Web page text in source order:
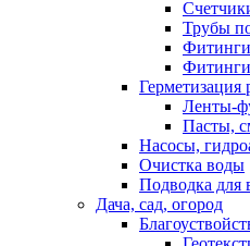
Трубы
Герметизация
Ленты-
Пасты,
Насосы,
Очистка воды
Подводка для
Дача, сад, огород